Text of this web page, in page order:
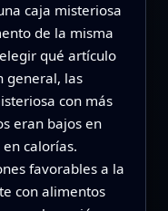
caja misteriosa
de la misma
qué artículo
general, las
con más
eran bajos en
calorías.
favorables a la
con alimentos